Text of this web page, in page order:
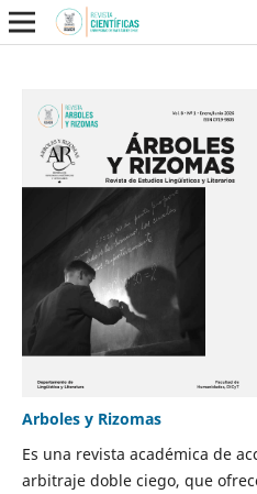
Arboles y Rizomas
Es una revista académica de
arbitraje doble ciego, que